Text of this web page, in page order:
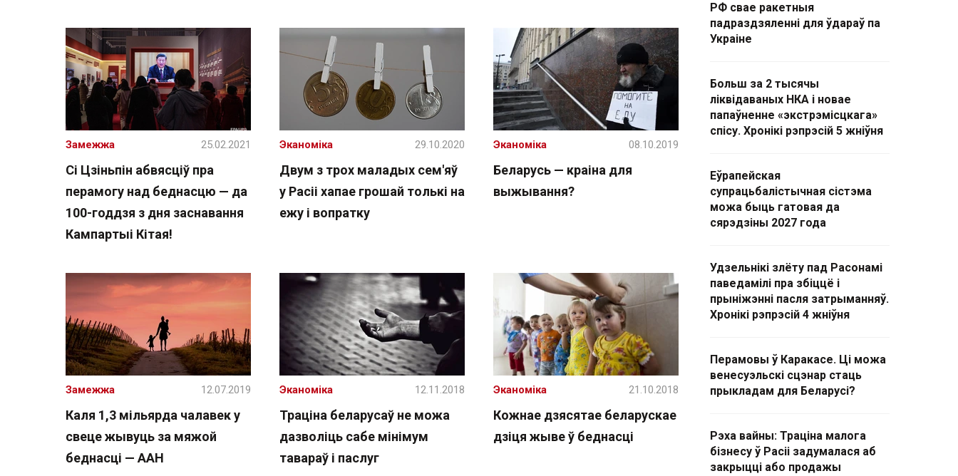
Сі Цзіньпін абвясціў пра
перамогу над беднасцю — да
100-годдзя з дня заснавання
Кампартыі Кітая!
Замежжа 25.02.2021
Двум з трох маладых сем'яў
у Расіі хапае грошай толькі на
ежу і вопратку
Эканоміка 29.10.2020
Беларусь — краіна для
выжывання?
Эканоміка 08.10.2019
Каля 1,3 мільярда чалавек у
свеце жывуць за мяжой
беднасці — ААН
Замежжа 12.07.2019
Траціна беларусаў не можа
дазволіць сабе мінімум
тавараў і паслуг
Эканоміка 12.11.2018
Кожнае дзясятае беларускае
дзіця жыве ў беднасці
Эканоміка 21.10.2018
РФ свае ракетныя
падраздзяленні для ўдараў па
Украіне
Больш за 2 тысячы
ліквідаваных НКА і новае
папаўненне «экстрэмісцкага»
спісу. Хронікі рэпрэсій 5 жніўня
Еўрапейская
супрацьбалістычная сістэма
можа быць гатовая да
сярэдзіны 2027 года
Удзельнікі злёту пад Расонамі
паведамілі пра збіццё і
прыніжэнні пасля затрыманняў.
Хронікі рэпрэсій 4 жніўня
Перамовы ў Каракасе. Ці можа
венесуэльскі сцэнар стаць
прыкладам для Беларусі?
Рэха вайны: Траціна малога
бізнесу ў Расіі задумалася аб
закрыцці або продажы